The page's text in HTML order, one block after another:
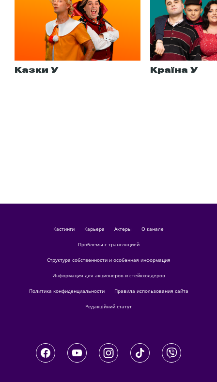
Казки У Країна У
кастинги Карьера актеры О канале
Проблемы с трансляцией
Структура собственности и особенная информация
Информация для акционеров и стейкхолдеров
Политика конфиденциальности Правила использования сайта
Редакційний статут